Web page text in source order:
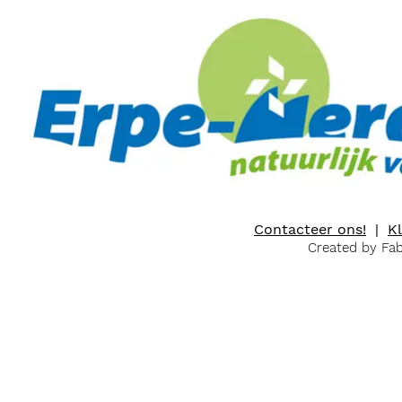
Contacteer ons! |
Created by